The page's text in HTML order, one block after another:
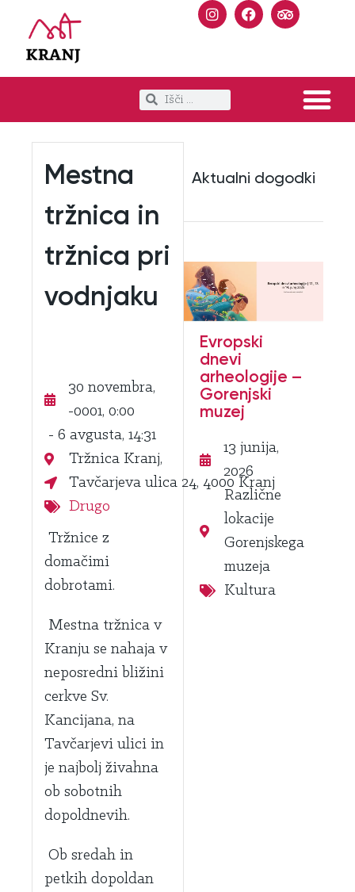
Mestna
tržnica in
tržnica pri
vodnjaku
30 novembra,
-0001, 0:00
- 6 avgusta, 14:31
Tržnica Kranj,
Tavčarjeva ulica 24, 4000 Kranj
Drugo
Tržnice z
domačimi
dobrotami.
Mestna tržnica v
Kranju se nahaja v
neposredni bližini
cerkve Sv.
Kancijana, na
Tavčarjevi ulici in
je najbolj živahna
ob sobotnih
dopoldnevih.
Ob sredah in
petkih dopoldan
Aktualni dogodki
Evropski
dnevi
arheologije –
Gorenjski
muzej
13 junija,
2026
Različne
lokacije
Gorenjskega
muzeja
Kultura